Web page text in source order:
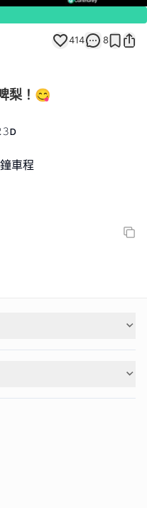
414 8
梨！😋
車程